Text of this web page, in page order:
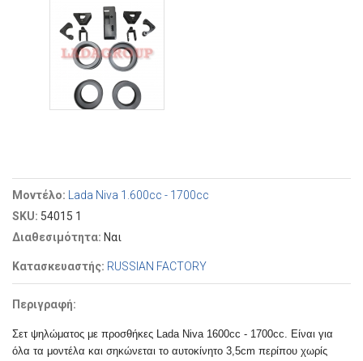
Μοντέλο:
Lada Niva 1.600cc - 1700cc
SKU: 54015 1
Διαθεσιμότητα: Ναι
Κατασκευαστής: RUSSIAN FACTORY
Περιγραφή:
Σετ ψηλώματος με προσθήκες Lada Niva 1600cc - 1700cc. Είναι για
όλα τα μοντέλα και σηκώνεται το αυτοκίνητο 3,5cm περίπου χωρίς